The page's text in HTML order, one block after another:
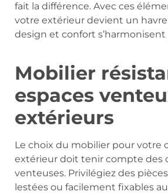
fait la différence. Avec ces
votre extérieur devient un
design et confort
Mobilier
espaces
extérieurs
Le choix du mobilier pour votre
extérieur doit tenir compte des
venteuses. Privilégiez des
lestées ou facilement fixables